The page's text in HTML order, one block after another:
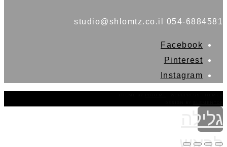
054-6884581 studio@shlomtz.co.il
Facebook
Pinterest
Instagram
גלילה